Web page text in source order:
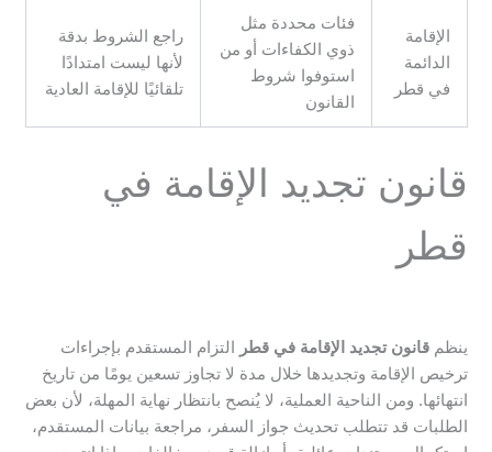
الإقامة
الدائمة
في قطر
فئات محددة مثل
ذوي الكفاءات أو من
استوفوا شروط
القانون
راجع الشروط بدقة
لأنها ليست امتدادًا
تلقائيًا للإقامة العادية
قانون تجديد الإقامة في
قطر
ينظمقانون تجديد الإقامة في قطر
التزام المستقدم بإجراءات
ترخيص الإقامة وتجديدها خلال مدة لا تجاوز تسعين يومًا من تاريخ
انتهائها. ومن الناحية العملية، لا يُنصح بانتظار نهاية المهلة، لأن بعض
الطلبات قد تتطلب تحديث جواز السفر، مراجعة بيانات المستقدم،